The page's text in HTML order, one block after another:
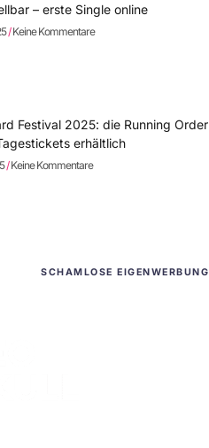
– erste Single online
Keine Kommentare
Festival 2025: die Running Order
erhältlich
Keine Kommentare
SCHAMLOSE EIGENWERBUNG